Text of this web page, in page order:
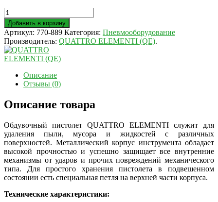
Добавить в корзину
Артикул: 770-889 Категория: Пневмооборудование
Производитель: QUATTRO ELEMENTI (QE).
Описание
Отзывы (0)
Описание товара
Обдувочный пистолет QUATTRO ELEMENTI служит для
удаления пыли, мусора и жидкостей с различных
поверхностей. Металлический корпус инструмента обладает
высокой прочностью и успешно защищает все внутренние
механизмы от ударов и прочих повреждений механического
типа. Для простого хранения пистолета в подвешенном
состоянии есть специальная петля на верхней части корпуса.
Технические характеристики: